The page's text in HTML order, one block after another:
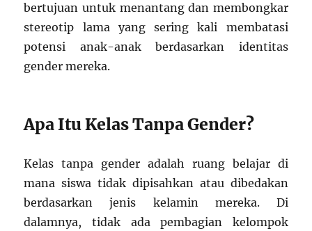
bertujuan untuk menantang dan membongkar
stereotip lama yang sering kali membatasi
potensi anak-anak berdasarkan identitas
gender mereka.
Apa Itu Kelas Tanpa Gender?
Kelas tanpa gender adalah ruang belajar di
mana siswa tidak dipisahkan atau dibedakan
berdasarkan jenis kelamin mereka. Di
dalamnya, tidak ada pembagian kelompok